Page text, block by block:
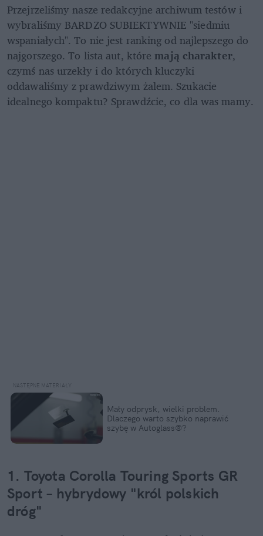
Przejrzeliśmy nasze redakcyjne archiwum testów i
wybraliśmy BARDZO SUBIEKTYWNIE "siedmiu
wspaniałych". To nie jest ranking od najlepszego do
najgorszego. To lista aut, które mają charakter,
czymś nas urzekły i do których kluczyki
oddawaliśmy z prawdziwym żalem. Szukacie
idealnego kompaktu? Sprawdźcie, co dla was mamy.
Mały odprysk, wielki problem.
Dlaczego warto szybko naprawić
szybę w Autoglass®?
1. Toyota Corolla Touring Sports GR
Sport – hybrydowy "król polskich
dróg"